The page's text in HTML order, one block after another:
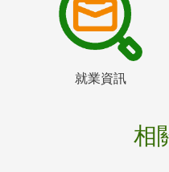
就業資訊
相